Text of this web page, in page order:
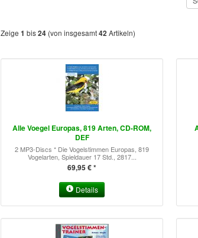
Zeige 1 bis24(von insgesamt42 Artikeln)
Alle Voegel Europas, 819 Arten, CD-ROM,
DEF
2 MP3-Discs * Die Vogelstimmen Europas, 819
Vogelarten, Spieldauer 17 Std., 2817...
69,95 € *
Details